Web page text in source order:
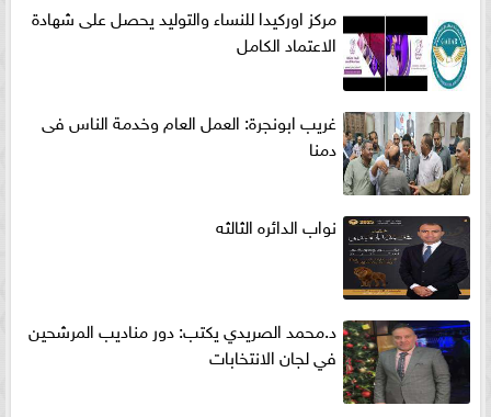
مركز اوركيدا للنساء والتوليد يحصل على شهادة
الاعتماد الكامل
غريب ابونجرة: العمل العام وخدمة الناس فى
دمنا
نواب الدائره الثالثه
د.محمد الصريدي يكتب: دور مناديب المرشحين
في لجان الانتخابات